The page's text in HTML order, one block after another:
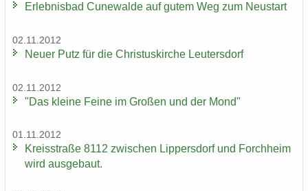
Er­leb­nis­bad Cu­n­e­wal­de auf gutem Weg zum Neu­start
02.11.2012
Neuer Putz für die Chris­tus­kir­che Leu­ters­dorf
02.11.2012
"Das klei­ne Feine im Gro­ßen und der Mond"
01.11.2012
Kreis­stra­ße 8112 zwi­schen Lip­pers­dorf und Forch­heim
wird aus­ge­baut.